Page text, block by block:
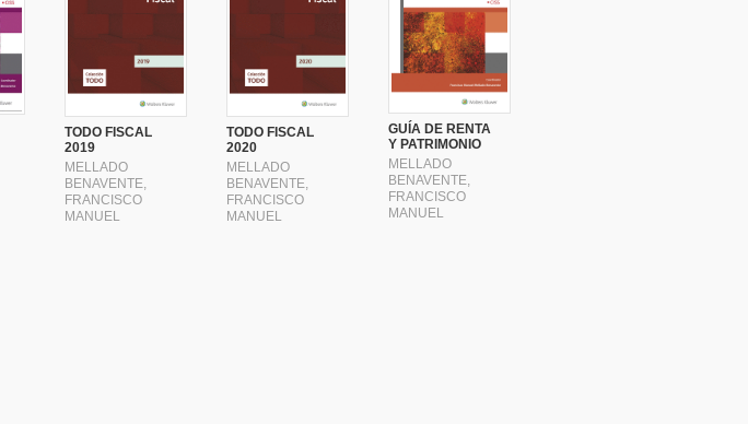
TODO FISCAL
2019
MELLADO
BENAVENTE,
FRANCISCO
MANUEL
TODO FISCAL
2020
MELLADO
BENAVENTE,
FRANCISCO
MANUEL
GUÍA DE RENTA
Y PATRIMONIO
MELLADO
BENAVENTE,
FRANCISCO
MANUEL